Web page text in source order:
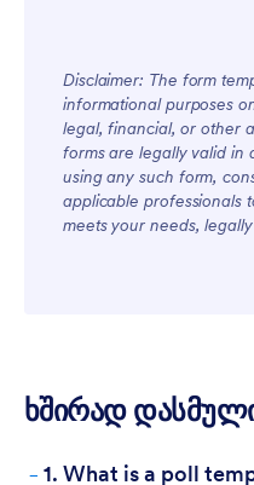
Disclaimer: The form
informational purposes
legal, financial, or other
forms are legally valid in
using any such form,
applicable professionals
meets your needs,
ხშირად
- 1. What is a poll